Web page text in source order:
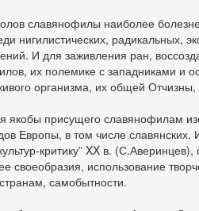
славянофилы наиболее
нигилистических, радикальных,
И для заживления ран,
их полемике с западниками и
организма, их общей
якобы присущего славянофилам
Европы, в том числе
критику” XX в.
своеобразия, использование
самобытности.